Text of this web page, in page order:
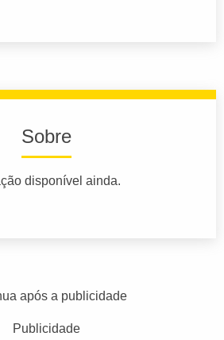
Sobre
disponível ainda.
após a publicidade
Publicidade